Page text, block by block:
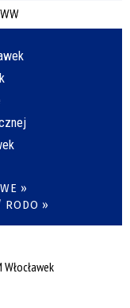
»
RODO »